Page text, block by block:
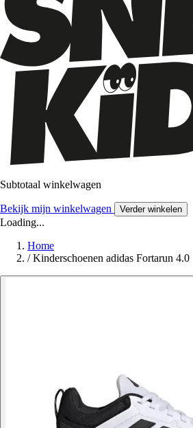
Subtotaal winkelwagen
Bekijk mijn winkelwagen Verder winkelen
Loading...
Home
/ Kinderschoenen adidas Fortarun 4.0